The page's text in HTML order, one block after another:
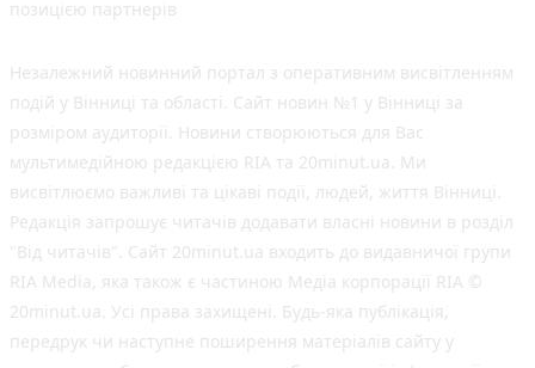
позицією партнерів
Незалежний новинний портал з оперативним висвітленням
подій у Вінниці та області. Сайт новин №1 у Вінниці за
розміром аудиторії. Новини створюються для Вас
мультимедійною редакцією RIA та 20minut.ua. Ми
висвітлюємо важливі та цікаві події, людей, життя Вінниці.
Редакція запрошує читачів додавати власні новини в розділ
"Від читачів". Сайт 20minut.ua входить до видавничої групи
RIA Media, яка також є частиною Медіа корпорації RIA ©
20minut.ua. Усі права захищені. Будь-яка публiкацiя,
передрук чи наступне поширення матеріалів сайту у